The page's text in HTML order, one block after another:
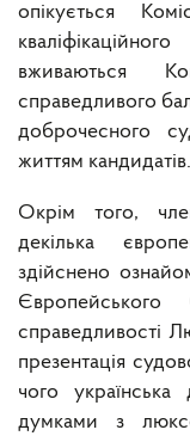
опікується
вживаються
справедливого
доброчесного
життям кандидатів.
Окрім того,
декілька
здійснено
справедливості
презентація
чого українська
думками з